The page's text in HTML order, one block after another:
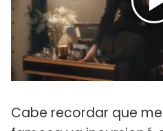
Cabe recordar que